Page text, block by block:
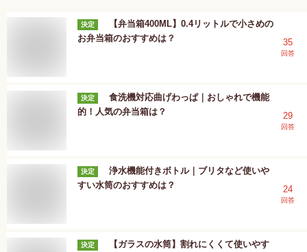
決定
【弁当箱400ML】0.4リットルで小さめの
お弁当箱のおすすめは？
35
回答
決定
食洗機対応曲げわっぱ｜おしゃれで機能
的！人気の弁当箱は？
29
回答
決定
浄水機能付きボトル｜ブリタなど使いや
すい水筒のおすすめは？
24
回答
決定
【ガラスの水筒】割れにくくて使いやす